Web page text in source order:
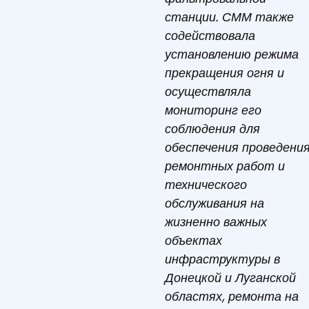
станции. СММ также
содействовала
установлению режима
прекращения огня и
осуществляла
мониторинг его
соблюдения для
обеспечения
ремонтных работ и
технического
обслуживания на
жизненно важных
объектах
инфраструктуры в
Донецкой и Луганской
областях, ремонта на